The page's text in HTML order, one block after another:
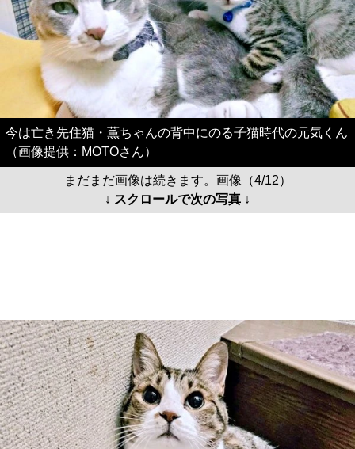
今は亡き先住猫・薫ちゃんの背中にのる子猫時代の元気くん
（画像提供：MOTOさん）
まだまだ画像は続きます。画像（4/12）
↓ スクロールで次の写真 ↓